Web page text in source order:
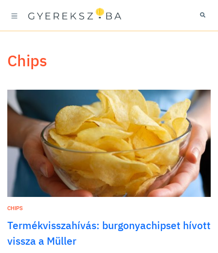
chips
CHIPS
Termékvisszahívás: burgonyachipset hívott
vissza a Müller